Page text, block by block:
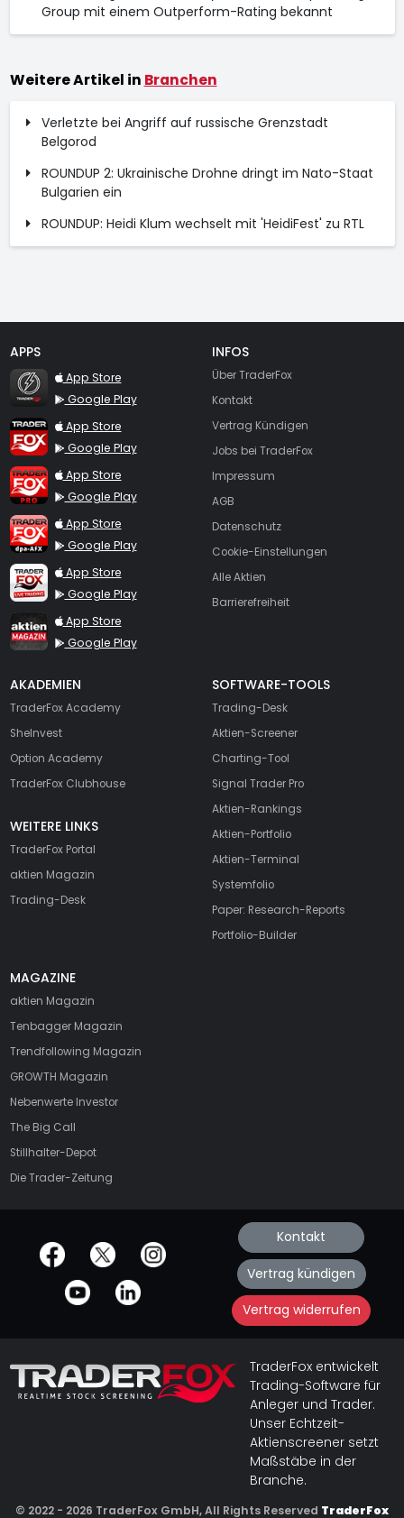
Group mit einem Outperform-Rating bekannt
Weitere Artikel in Branchen
Verletzte bei Angriff auf russische Grenzstadt
Belgorod
ROUNDUP 2: Ukrainische Drohne dringt im Nato-Staat
Bulgarien ein
ROUNDUP: Heidi Klum wechselt mit 'HeidiFest' zu RTL
APPS
TraderFox Flash
App Store
Google Play
TraderFox App
App Store
Google Play
TraderFox Pro
App Store
Google Play
TraderFox dpa-AFX ProFeed
App Store
Google Play
TraderFox Live Trading
App Store
Google Play
TraderFox aktien Magazin
App Store
Google Play
INFOS
Über TraderFox
Kontakt
Vertrag Kündigen
Jobs bei TraderFox
Impressum
AGB
Datenschutz
Cookie-Einstellungen
Alle Aktien
Barrierefreiheit
AKADEMIEN
TraderFox Academy
SheInvest
Option Academy
TraderFox Clubhouse
WEITERE LINKS
TraderFox Portal
aktien Magazin
Trading-Desk
SOFTWARE-TOOLS
Trading-Desk
Aktien-Screener
Charting-Tool
Signal Trader Pro
Aktien-Rankings
Aktien-Portfolio
Aktien-Terminal
Systemfolio
Paper: Research-Reports
Portfolio-Builder
MAGAZINE
aktien Magazin
Tenbagger Magazin
Trendfollowing Magazin
GROWTH Magazin
Nebenwerte Investor
The Big Call
Stillhalter-Depot
Die Trader-Zeitung
offizielle Social Media-Accounts Kontakt
Vertrag kündigen
Vertrag widerrufen
TraderFox entwickelt
Trading-Software für
Anleger und Trader.
Unser Echtzeit-
Aktienscreener setzt
Maßstäbe in der
Branche.
© 2022 - 2026 TraderFox GmbH, All Rights Reserved TraderFox